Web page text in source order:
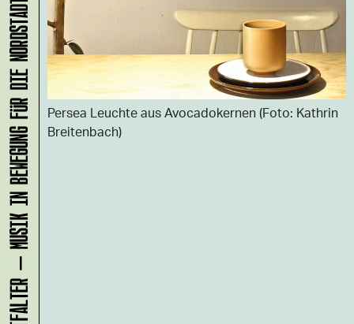
Persea Leuchte aus Avocadokernen (Foto: Kathrin
Breitenbach)
KLANG-ENTFALTER – MUSIK IN BEWEGUNG FÜR DIE NORDSTADT